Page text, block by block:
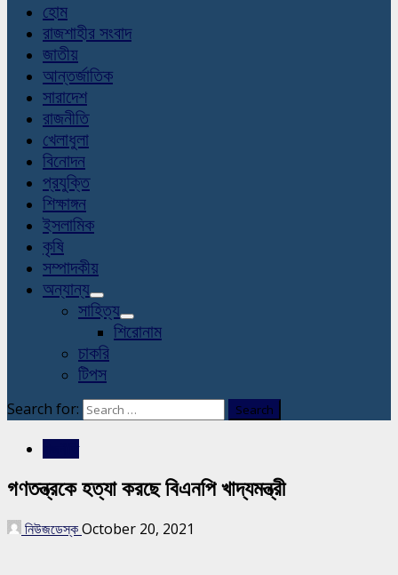
হোম
রাজশাহীর সংবাদ
জাতীয়
আন্তর্জাতিক
সারাদেশ
রাজনীতি
খেলাধুলা
বিনোদন
প্রযুক্তি
শিক্ষাঙ্গন
ইসলামিক
কৃষি
সম্পাদকীয়
অন্যান্য
সাহিত্য
শিরোনাম
চাকরি
টিপস
Search for:
গণতন্ত্রকে হত্যা করছে বিএনপি খাদ্যমন্ত্রী
নিউজডেস্কOctober 20, 2021